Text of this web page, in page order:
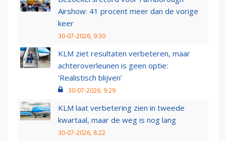
Airshow: 41 procent meer dan de vorige
keer
30-07-2026, 9:30
KLM ziet resultaten verbeteren, maar
achteroverleunen is geen optie:
‘Realistisch blijven’
30-07-2026, 9:29
KLM laat verbetering zien in tweede
kwartaal, maar de weg is nog lang
30-07-2026, 8:22